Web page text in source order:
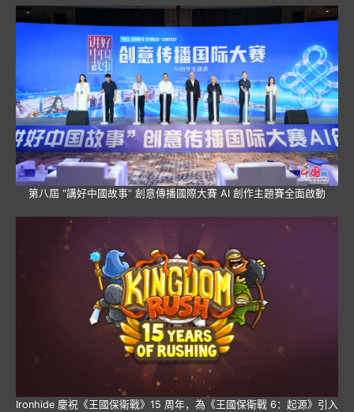
第八屆 “講好中國故事” 創意傳播國際大賽 AI 創作主題賽全面啟動
Ironhide 慶祝《王國保衛戰》15 周年，為《王國保衛戰 6：起源》引入